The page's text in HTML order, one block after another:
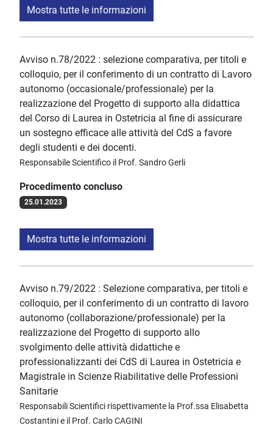
Mostra tutte le informazioni
Avviso n.78/2022 : selezione comparativa, per titoli e
colloquio, per il conferimento di un contratto di Lavoro
autonomo (occasionale/professionale) per la
realizzazione del Progetto di supporto alla didattica
del Corso di Laurea in Ostetricia al fine di assicurare
un sostegno efficace alle attività del CdS a favore
degli studenti e dei docenti.
Responsabile Scientifico il Prof. Sandro Gerli
Procedimento concluso
25.01.2023
Mostra tutte le informazioni
Avviso n.79/2022 : Selezione comparativa, per titoli e
colloquio, per il conferimento di un contratto di lavoro
autonomo (collaborazione/professionale) per la
realizzazione del Progetto di supporto allo
svolgimento delle attività didattiche e
professionalizzanti dei CdS di Laurea in Ostetricia e
Magistrale in Scienze Riabilitative delle Professioni
Sanitarie
Responsabili Scientifici rispettivamente la Prof.ssa Elisabetta
Costantini e il Prof. Carlo CAGINI